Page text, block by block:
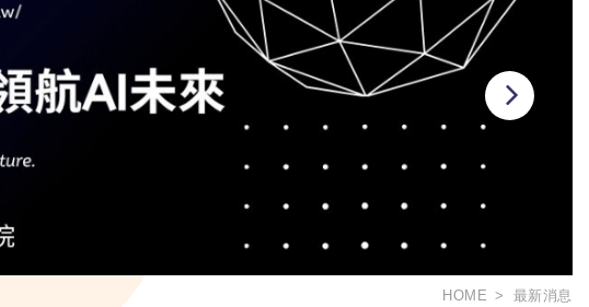
HOME 最新消息